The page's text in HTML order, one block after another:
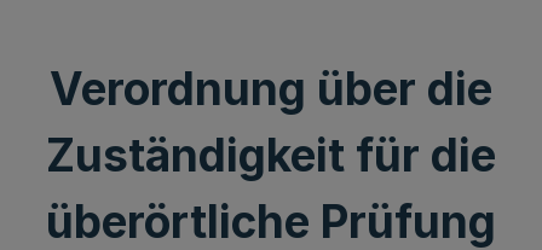
Verordnung über die
Zuständigkeit für die
überörtliche Prüfung